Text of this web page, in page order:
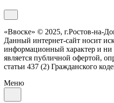
«Ввоске» © 2025, г.Ростов-на-
Данный интернет-сайт носит
информационный характер и ни
является публичной офертой,
статьи 437 (2) Гражданского
Меню